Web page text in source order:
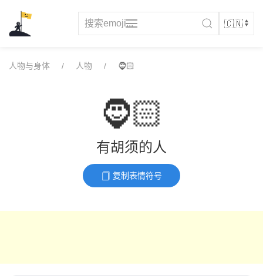
content
人物与身体 人物 🧔🏻
🧔🏻
有胡须的人
复制表情符号